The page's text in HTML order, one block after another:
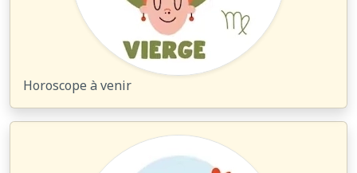
Horoscope à venir